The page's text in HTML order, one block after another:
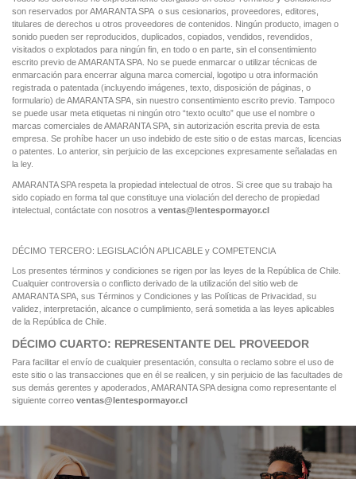
son reservados por AMARANTA SPA o sus cesionarios, proveedores, editores,
titulares de derechos u otros proveedores de contenidos. Ningún producto, imagen o
sonido pueden ser reproducidos, duplicados, copiados, vendidos, revendidos,
visitados o explotados para ningún fin, en todo o en parte, sin el consentimiento
escrito previo de AMARANTA SPA. No se puede enmarcar o utilizar técnicas de
enmarcación para encerrar alguna marca comercial, logotipo u otra información
registrada o patentada (incluyendo imágenes, texto, disposición de páginas, o
formulario) de AMARANTA SPA, sin nuestro consentimiento escrito previo. Tampoco
se puede usar meta etiquetas ni ningún otro “texto oculto” que use el nombre o
marcas comerciales de AMARANTA SPA, sin autorización escrita previa de esta
empresa. Se prohíbe hacer un uso indebido de este sitio o de estas marcas, licencias
o patentes. Lo anterior, sin perjuicio de las excepciones expresamente señaladas en
la ley.
AMARANTA SPA respeta la propiedad intelectual de otros. Si cree que su trabajo ha
sido copiado en forma tal que constituye una violación del derecho de propiedad
intelectual, contáctate con nosotros a ventas@lentespormayor.cl
DÉCIMO TERCERO: LEGISLACIÓN APLICABLE y COMPETENCIA
Los presentes términos y condiciones se rigen por las leyes de la República de Chile.
Cualquier controversia o conflicto derivado de la utilización del sitio web de
AMARANTA SPA, sus Términos y Condiciones y las Políticas de Privacidad, su
validez, interpretación, alcance o cumplimiento, será sometida a las leyes aplicables
de la República de Chile.
DÉCIMO CUARTO: REPRESENTANTE DEL PROVEEDOR
Para facilitar el envío de cualquier presentación, consulta o reclamo sobre el uso de
este sitio o las transacciones que en él se realicen, y sin perjuicio de las facultades de
sus demás gerentes y apoderados, AMARANTA SPA designa como representante el
siguiente correo ventas@lentespormayor.cl